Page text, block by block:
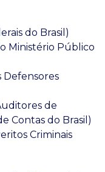
do Brasil)
Ministério Público
Defensores
de
Contas do Brasil)
Criminais